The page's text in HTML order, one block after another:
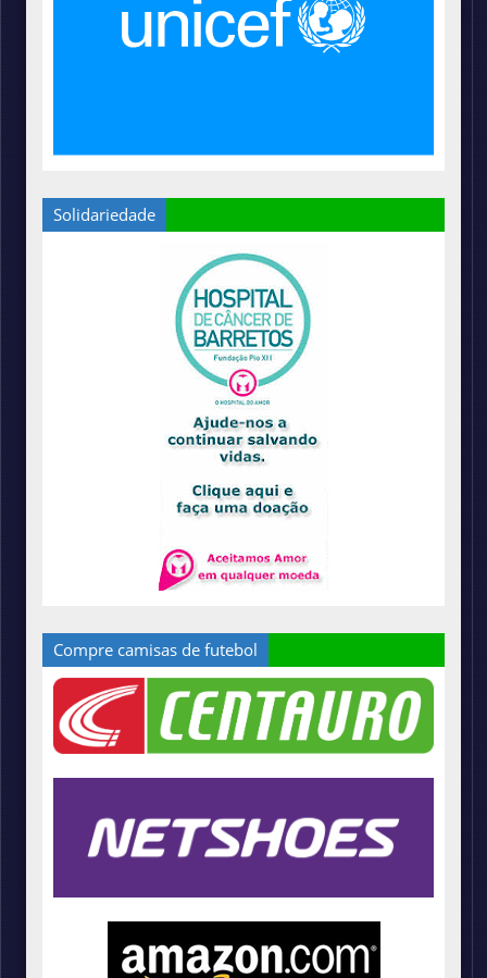
Solidariedade
Compre camisas de futebol